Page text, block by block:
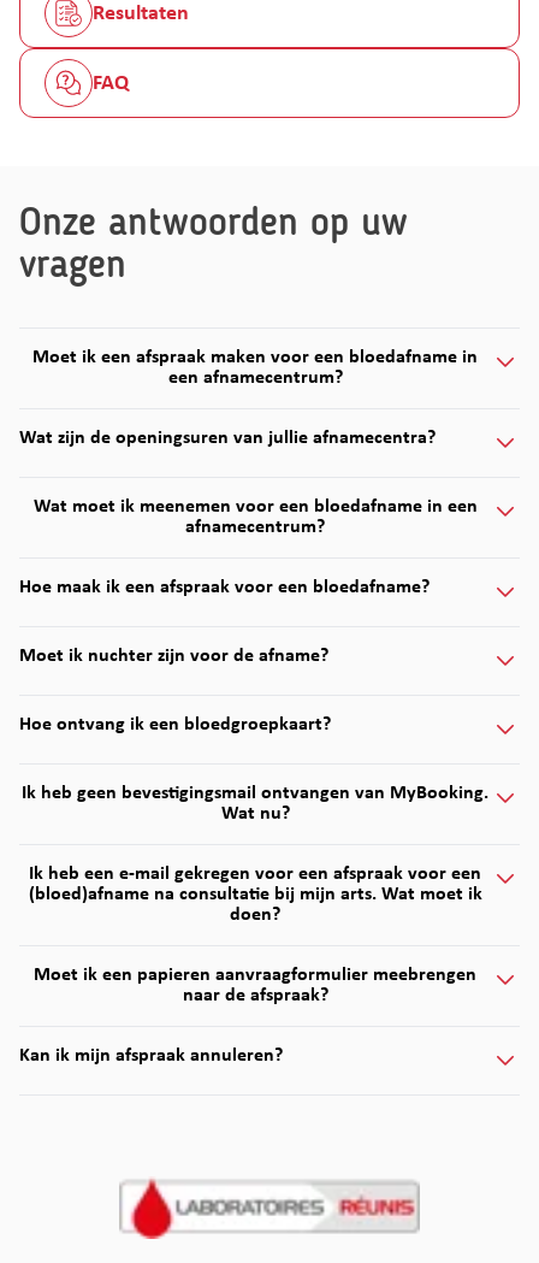
Resultaten
FAQ
Onze antwoorden op uw
vragen
Moet ik een afspraak maken voor een bloedafname in
een afnamecentrum?
Wat zijn de openingsuren van jullie afnamecentra?
Wat moet ik meenemen voor een bloedafname in een
afnamecentrum?
Hoe maak ik een afspraak voor een bloedafname?
Moet ik nuchter zijn voor de afname?
Hoe ontvang ik een bloedgroepkaart?
Ik heb geen bevestigingsmail ontvangen van MyBooking.
Wat nu?
Ik heb een e-mail gekregen voor een afspraak voor een
(bloed)afname na consultatie bij mijn arts. Wat moet ik
doen?
Moet ik een papieren aanvraagformulier meebrengen
naar de afspraak?
Kan ik mijn afspraak annuleren?